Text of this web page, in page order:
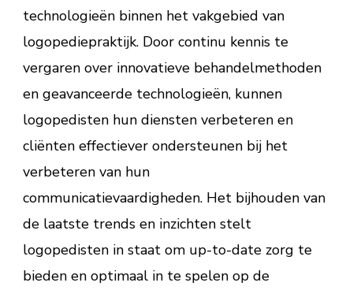
technologieën binnen het vakgebied van
logopediepraktijk. Door continu kennis te
vergaren over innovatieve behandelmethoden
en geavanceerde technologieën, kunnen
logopedisten hun diensten verbeteren en
cliënten effectiever ondersteunen bij het
verbeteren van hun
communicatievaardigheden. Het bijhouden van
de laatste trends en inzichten stelt
logopedisten in staat om up-to-date zorg te
bieden en optimaal in te spelen op de